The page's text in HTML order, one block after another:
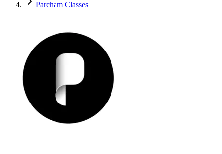
Parcham Classes